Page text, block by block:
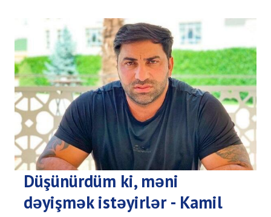
Düşünürdüm ki, məni
dəyişmək istəyirlər - Kamil